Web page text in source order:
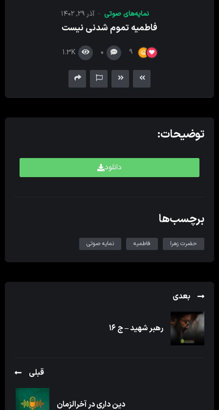
نمایه‌های صوتی آذر ۲۹, ۱۴۰۲
فاطمیه تموم شدنی نیست
9
0
1.3K
توضیحات:
دانلود
برچسب‌ها
حضرت زهرا فاطمیه نمایه صوتی
بعدی
رهبر شهید – ج ۱۶
قبلی
دین داری در آخرالزمان